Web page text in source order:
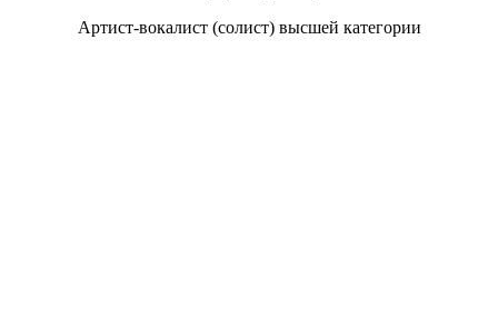
Артист-вокалист (солист) высшей категории